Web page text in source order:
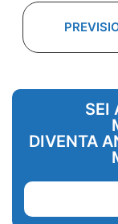
SEI
DIVENTA